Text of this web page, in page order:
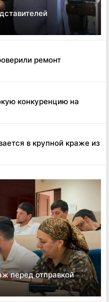
ремонт
конкуренцию на
в крупной краже из
перед отправкой